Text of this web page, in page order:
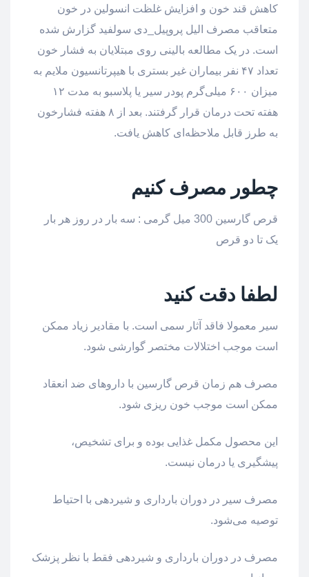
کاهش قند خون و افزایش غلظت انسولین در خون
متعاقب مصرف الیل پروپیل_دی سولفید گزارش شده
است. در یک مطالعه بالینی روی مبتلایان به فشار خون
تعداد ۴۷ نفر بیماران غیر بستری با هیپرتانسیون ملایم به
میزان ۶۰۰ میلی‌گرم پودر سیر یا پلاسبو به مدت ۱۲
هفته تحت درمان قرار گرفتند. بعد از ۸ هفته فشارخون
به طرز قابل ملاحظه‌ای کاهش یافت.
چطور مصرف کنیم
قرص گارسین 300 میل گرمی : سه بار در روز هر بار
یک تا دو قرص
لطفا دقت کنید
سیر معمولا فاقد آثار سمی است. با مقادیر زیاد ممکن
است موجب اختلالات مختصر گوارشی شود.
مصرف هم زمان قرص گارسین با داروهای ضد انعقاد
ممکن است موجب خون ریزی شود.
این محصول مکمل غذایی بوده و برای تشخیص،
پیشگیری یا درمان نیست.
مصرف سیر در دوران بارداری و شیردهی با احتیاط
توصیه می‌شود.
مصرف در دوران بارداری و شیردهی فقط با نظر پزشک